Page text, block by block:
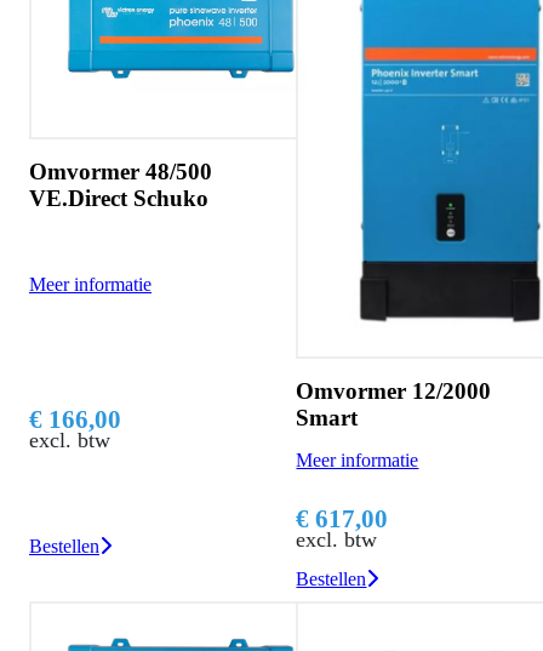
Omvormer 48/500
VE.Direct Schuko
Meer informatie
€ 166,00
excl. btw
Bestellen
Omvormer 12/2000
Smart
Meer informatie
€ 617,00
excl. btw
Bestellen